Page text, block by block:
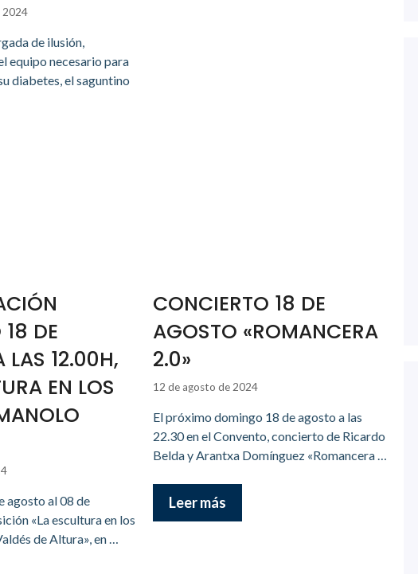
2024
de ilusión,
equipo necesario para
diabetes, el saguntino
DE
LAS 12.00H,
EN LOS
agosto al 08 de
«La escultura en los
de Altura», en …
CONCIERTO 18 DE
AGOSTO «ROMANCERA
2.0»
12 de agosto de 2024
El próximo domingo 18 de agosto a las
22.30 en el Convento, concierto de Ricardo
Belda y Arantxa Domínguez «Romancera …
Leer más